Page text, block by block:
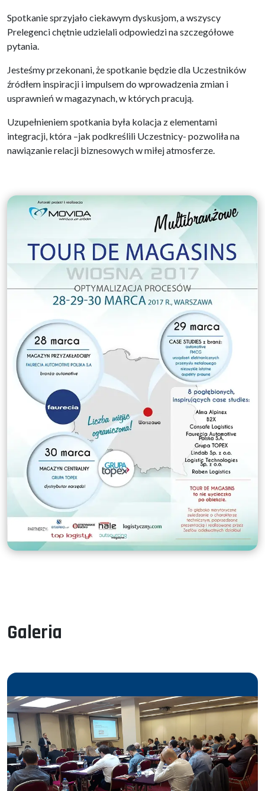
Spotkanie sprzyjało ciekawym dyskusjom, a wszyscy
Prelegenci chętnie udzielali odpowiedzi na szczegółowe
pytania.
Jesteśmy przekonani, że spotkanie będzie dla Uczestników
źródłem inspiracji i impulsem do wprowadzenia zmian i
usprawnień w magazynach, w których pracują.
Uzupełnieniem spotkania była kolacja z elementami
integracji, która –jak podkreślili Uczestnicy- pozwoliła na
nawiązanie relacji biznesowych w miłej atmosferze.
Galeria